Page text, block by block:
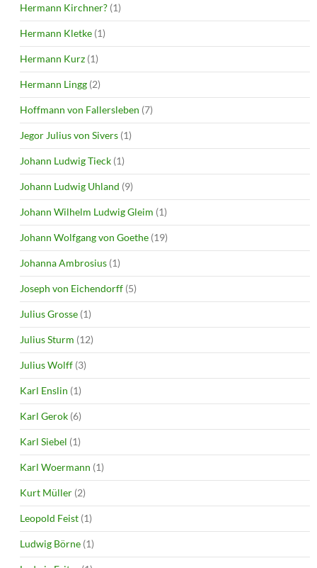
Hermann Kirchner? (1)
Hermann Kletke (1)
Hermann Kurz (1)
Hermann Lingg (2)
Hoffmann von Fallersleben (7)
Jegor Julius von Sivers (1)
Johann Ludwig Tieck (1)
Johann Ludwig Uhland (9)
Johann Wilhelm Ludwig Gleim (1)
Johann Wolfgang von Goethe (19)
Johanna Ambrosius (1)
Joseph von Eichendorff (5)
Julius Grosse (1)
Julius Sturm (12)
Julius Wolff (3)
Karl Enslin (1)
Karl Gerok (6)
Karl Siebel (1)
Karl Woermann (1)
Kurt Müller (2)
Leopold Feist (1)
Ludwig Börne (1)